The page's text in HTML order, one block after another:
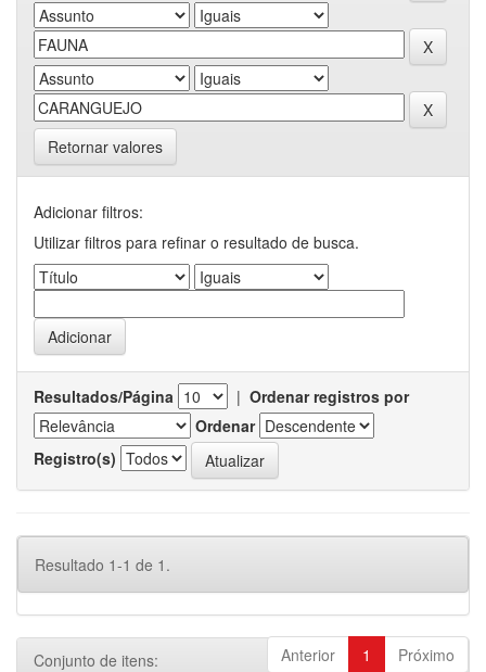
Retornar valores
Adicionar filtros:
Utilizar filtros para refinar o resultado de busca.
Resultados/Página | Ordenar registros por
Ordenar
Registro(s)
Resultado 1-1 de 1.
Anterior 1 Próximo
Conjunto de itens: